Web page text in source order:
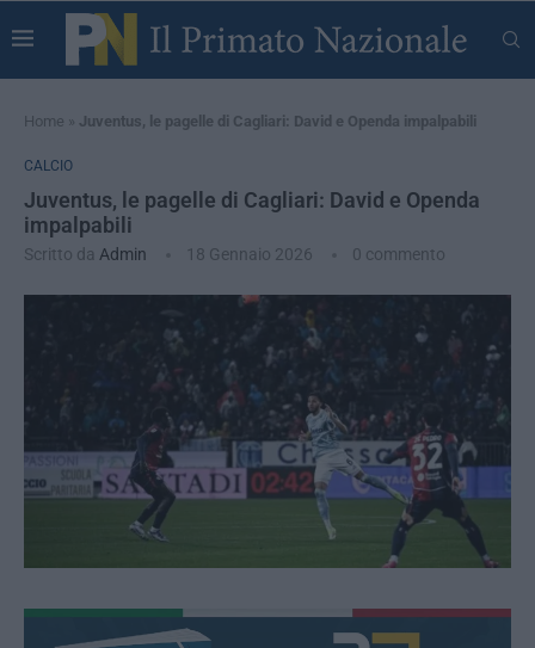
Home » Juventus, le pagelle di Cagliari: David e Openda impalpabili
CALCIO
Juventus, le pagelle di Cagliari: David e Openda
impalpabili
Scritto da Admin 18 Gennaio 2026 0 commento